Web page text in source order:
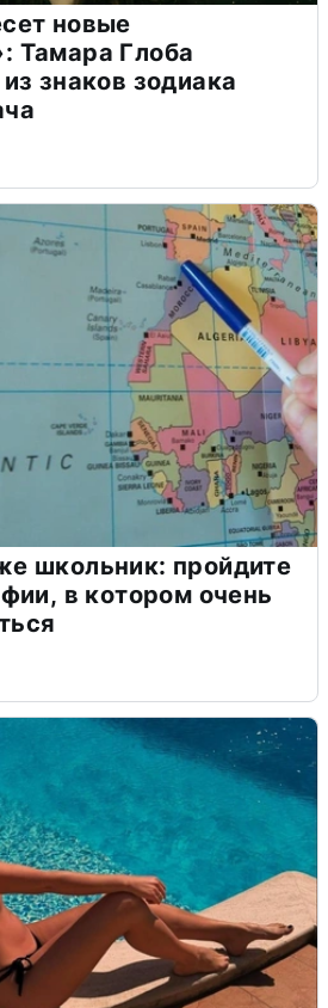
новые
Тамара Глоба
знаков зодиака
школьник: пройдите
в котором очень